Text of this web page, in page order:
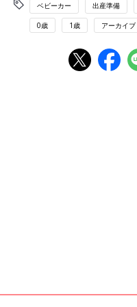
ベビーカー 出産準備
0歳 1歳 アーカイブ